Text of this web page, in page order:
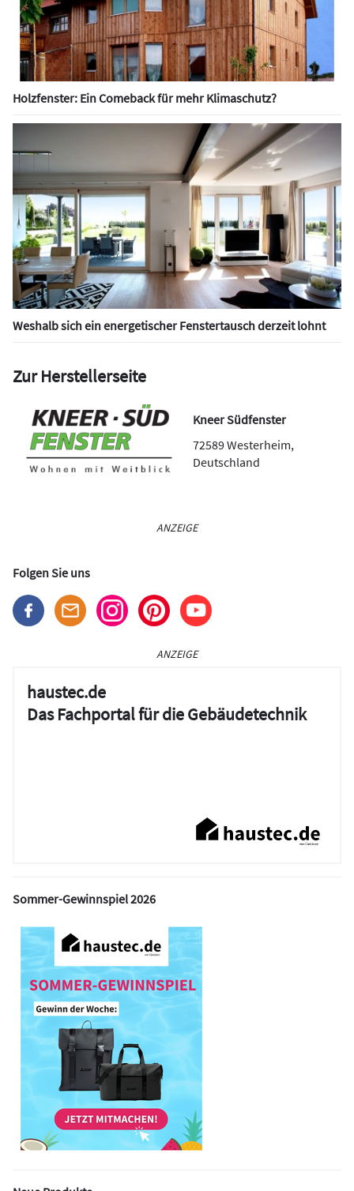
Holzfenster: Ein Comeback für mehr Klimaschutz?
Weshalb sich ein energetischer Fenstertausch derzeit lohnt
Zur Herstellerseite
Kneer Südfenster
72589Westerheim,
Deutschland
ANZEIGE
Folgen Sie uns
ANZEIGE
haustec.de
Das Fachportal für die Gebäudetechnik
Sommer-Gewinnspiel 2026